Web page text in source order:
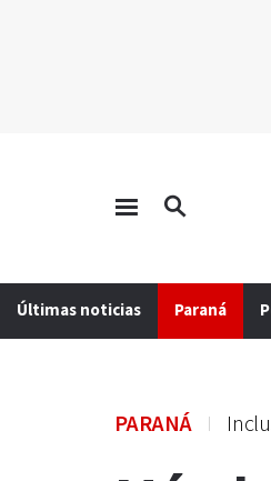
Últimas noticias Paraná
PARANÁ